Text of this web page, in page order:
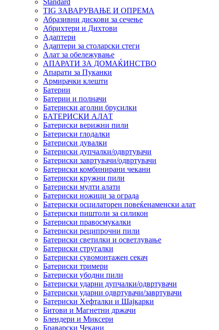
TIG ЗАВАРУВАЊЕ И ОПРЕМА
Абразивни дискови за сечење
Абрихтери и Дихтови
Адаптери
Адаптери за столарски стеги
Алат за обележување
АПАРАТИ ЗА ДОМАЌИНСТВО
Апарати за Пуканки
Армирачки клешти
Батерии
Батерии и полначи
Батериски аголни брусилки
БАТЕРИСКИ АЛАТ
Батериски верижни пили
Батериски глодалки
Батериски дувалки
Батериски дупчалки/одвртувачи
Батериски завртувачи/одвртувачи
Батериски комбинирани чекани
Батериски кружни пили
Батериски мулти алати
Батериски ножици за ограда
Батериски осцилаторен повеќенаменски алат
Батериски пиштоли за силикон
Батериски правосмукалки
Батериски реципрочни пили
Батериски светилки и осветлување
Батериски стругалки
Батериски сувомонтажен секач
Батериски тримери
Батериски убодни пили
Батериски ударни дупчалки/одвртувачи
Батериски ударни одвртувачи/завртувачи
Батериски Хефталки и Шајкарки
Битови и Магнетни држачи
Блендери и Миксери
Браварски Чекани